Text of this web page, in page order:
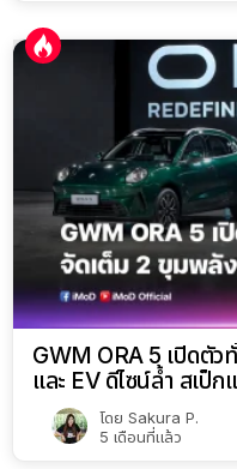
GWM ORA 5 เปิดตัว
และ EV ดีไซน์ล้ำ สเป็
โดย Sakura P.
5 เดือนที่แล้ว